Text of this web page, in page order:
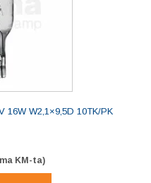
16W W2,1×9,5D 10TK/PK
KM-ta)